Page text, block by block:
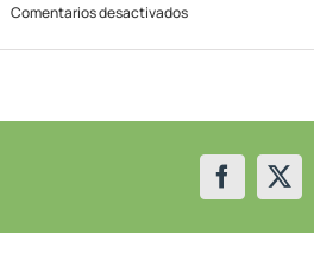
Comentarios desactivadosen
programado
01/06/22